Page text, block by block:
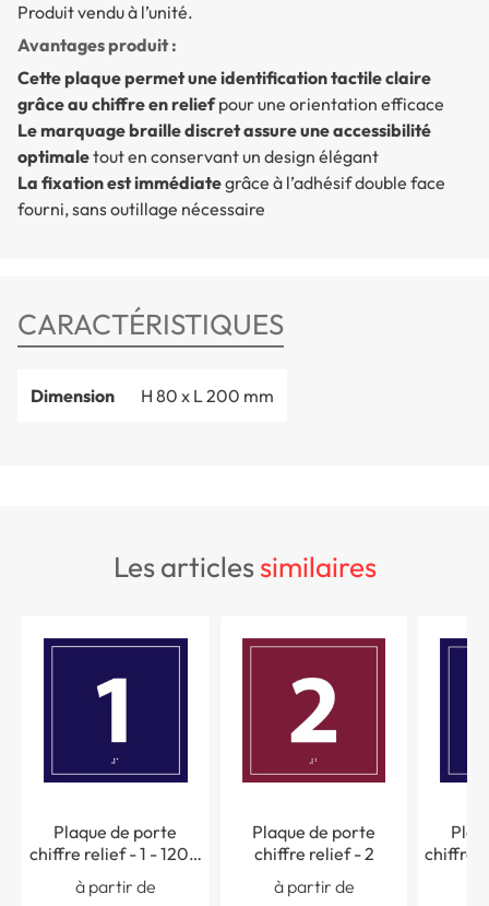
Produit vendu à l’unité.
Avantages produit :
Cette plaque permet une identification tactile claire
grâce au chiffre en reliefpour une orientation efficace
Le marquage braille discret assure une accessibilité
optimaletout en conservant un design élégant
La fixation est immédiategrâce à l’adhésif double face
fourni, sans outillage nécessaire
CARACTÉRISTIQUES
Dimension H 80 x L 200 mm
les articlessimilaires
Plaque de porte
chiffre relief - 1 - 120 x
120 mm
à partir de
Plaque de porte
chiffre relief - 2
à partir de
chiffre